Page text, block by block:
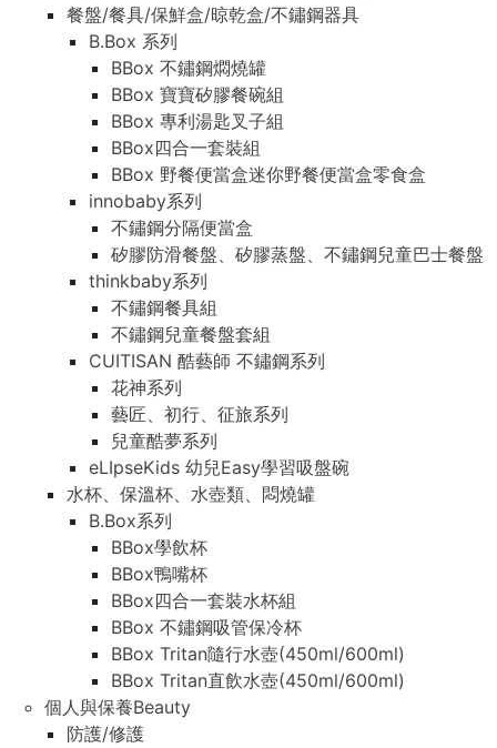
餐盤/餐具/保鮮盒/晾乾盒/不鏽鋼器具
B.Box 系列
BBox 不鏽鋼燜燒罐
BBox 寶寶矽膠餐碗組
BBox 專利湯匙叉子組
BBox四合一套裝組
BBox 野餐便當盒迷你野餐便當盒零食盒
innobaby系列
不鏽鋼分隔便當盒
矽膠防滑餐盤、矽膠蒸盤、不鏽鋼兒童巴士餐盤
thinkbaby系列
不鏽鋼餐具組
不鏽鋼兒童餐盤套組
CUITISAN 酷藝師 不鏽鋼系列
花神系列
藝匠、初行、征旅系列
兒童酷夢系列
eLIpseKids 幼兒Easy學習吸盤碗
水杯、保溫杯、水壺類、悶燒罐
B.Box系列
BBox學飲杯
BBox鴨嘴杯
BBox四合一套裝水杯組
BBox 不鏽鋼吸管保冷杯
BBox Tritan隨行水壺(450ml/600ml)
BBox Tritan直飲水壺(450ml/600ml)
個人與保養Beauty
防護/修護